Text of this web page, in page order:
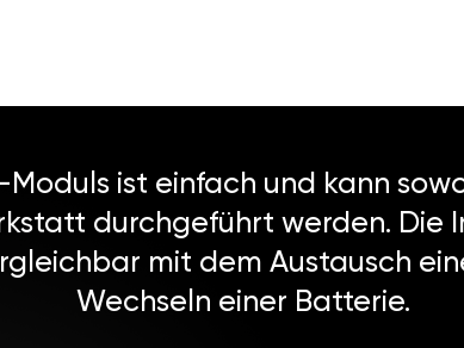
-Moduls ist einfach und kann
durchgeführt werden. Die
mit dem Austausch
Wechseln einer Batterie.